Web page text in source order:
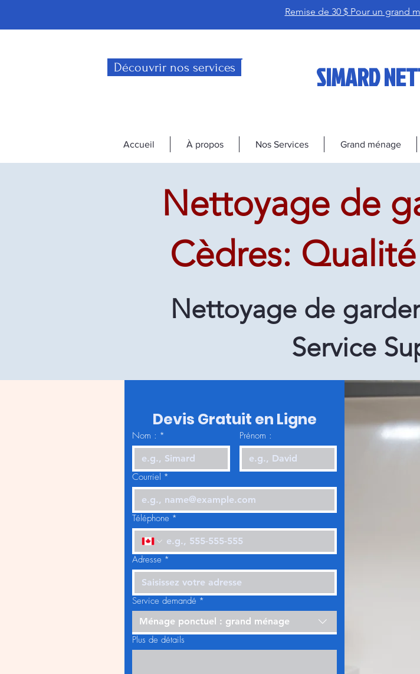
Remise de 30 $ Pour un grand
Découvrir nos services SIMARD
Accueil À propos Nos Services Grand ménage
Nettoyage de
Cèdres:
Nettoyage de
Service
Devis Gratuit en Ligne
Nom : * Prénom :
Courriel *
Téléphone *
Adresse *
Service demandé *
Ménage ponctuel : grand ménage
Plus de détails